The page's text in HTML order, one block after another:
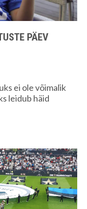
PÄEV
ei ole võimalik
leidub häid